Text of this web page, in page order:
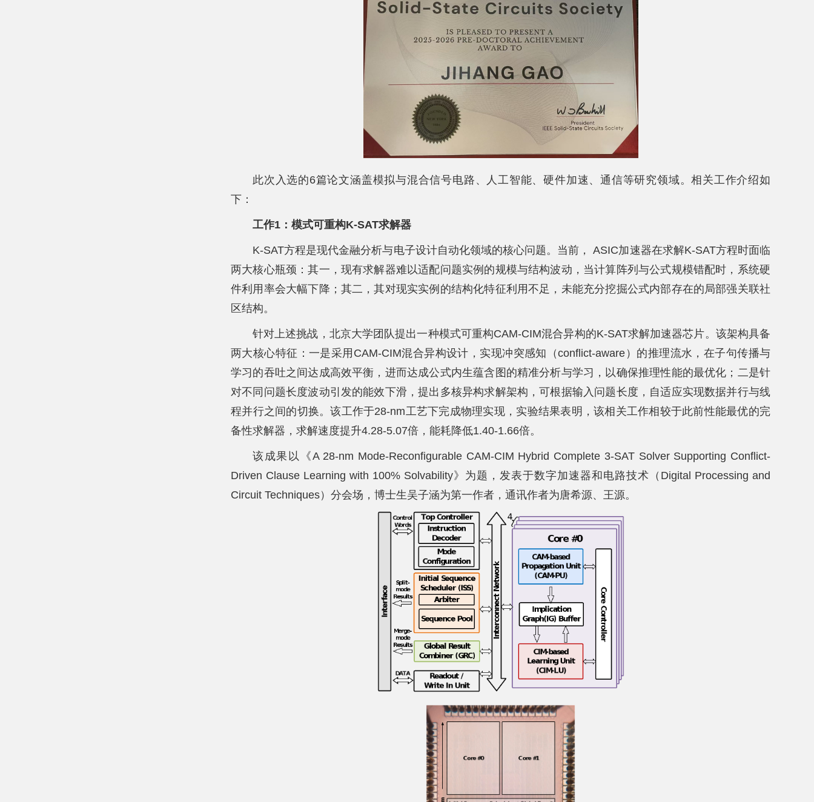
此次入选的6篇论文涵盖模拟与混合信号电路、人工智能、硬件加速、通信等研究领域。相关工作介绍如
下：
工作1：模式可重构K-SAT求解器
K-SAT方程是现代金融分析与电子设计自动化领域的核心问题。当前， ASIC加速器在求解K-SAT方程时面临
两大核心瓶颈：其一，现有求解器难以适配问题实例的规模与结构波动，当计算阵列与公式规模错配时，系统硬
件利用率会大幅下降；其二，其对现实实例的结构化特征利用不足，未能充分挖掘公式内部存在的局部强关联社
区结构。
针对上述挑战，北京大学团队提出一种模式可重构CAM-CIM混合异构的K-SAT求解加速器芯片。该架构具备
两大核心特征：一是采用CAM-CIM混合异构设计，实现冲突感知（conflict-aware）的推理流水，在子句传播与
学习的吞吐之间达成高效平衡，进而达成公式内生蕴含图的精准分析与学习，以确保推理性能的最优化；二是针
对不同问题长度波动引发的能效下滑，提出多核异构求解架构，可根据输入问题长度，自适应实现数据并行与线
程并行之间的切换。该工作于28-nm工艺下完成物理实现，实验结果表明，该相关工作相较于此前性能最优的完
备性求解器，求解速度提升4.28-5.07倍，能耗降低1.40-1.66倍。
该成果以《A 28-nm Mode-Reconfigurable CAM-CIM Hybrid Complete 3-SAT Solver Supporting Conflict-
Driven Clause Learning with 100% Solvability》为题，发表于数字加速器和电路技术（Digital Processing and
Circuit Techniques）分会场，博士生吴子涵为第一作者，通讯作者为唐希源、王源。